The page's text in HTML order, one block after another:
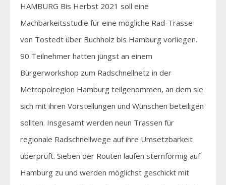
HAMBURG Bis Herbst 2021 soll eine
Machbarkeitsstudie für eine mögliche Rad-Trasse
von Tostedt über Buchholz bis Hamburg vorliegen.
90 Teilnehmer hatten jüngst an einem
Bürgerworkshop zum Radschnellnetz in der
Metropolregion Hamburg teilgenommen, an dem sie
sich mit ihren Vorstellungen und Wünschen beteiligen
sollten. Insgesamt werden neun Trassen für
regionale Radschnellwege auf ihre Umsetzbarkeit
überprüft. Sieben der Routen laufen sternförmig auf
Hamburg zu und werden möglichst geschickt mit